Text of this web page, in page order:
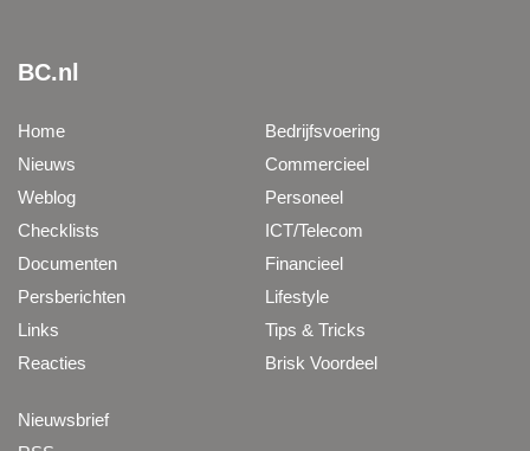
BC.nl
Home
Nieuws
Weblog
Checklists
Documenten
Persberichten
Links
Reacties
Bedrijfsvoering
Commercieel
Personeel
ICT/Telecom
Financieel
Lifestyle
Tips & Tricks
Brisk Voordeel
Nieuwsbrief